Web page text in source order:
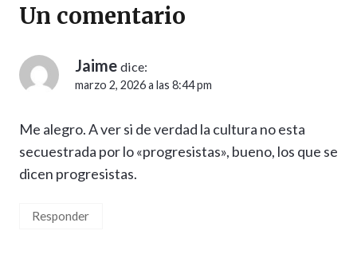
Un comentario
Jaime dice:
marzo 2, 2026 a las 8:44 pm
Me alegro. A ver si de verdad la cultura no esta
secuestrada por lo «progresistas», bueno, los que se
dicen progresistas.
Responder